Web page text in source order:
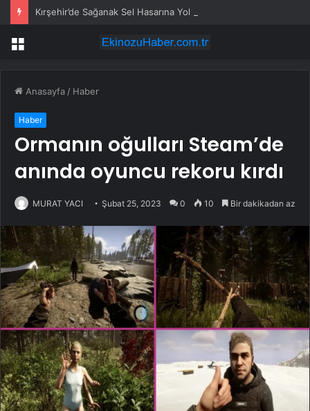
Kırşehir’de Sağanak Sel Hasarına Yol Açtı
Menü
Anasayfa / Haber
Haber
Ormanın oğulları Steam’de
anında oyuncu rekoru kırdı
MURAT YACI Şubat 25, 2023 0 10 Bir dakikadan az